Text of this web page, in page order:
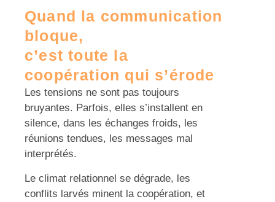
Quand la communication
bloque,
c’est toute la
coopération qui s’érode
Les tensions ne sont pas toujours
bruyantes. Parfois, elles s’installent en
silence, dans les échanges froids, les
réunions tendues, les messages mal
interprétés.
Le climat relationnel se dégrade, les
conflits larvés minent la coopération, et